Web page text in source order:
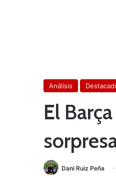
Análisis
El
Dani Ruiz Peña